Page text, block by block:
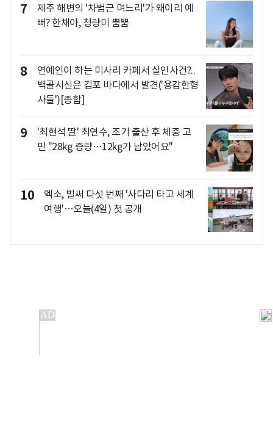
7
제주 해변의 '차범근 며느리'가 왜이리 예
뻐? 한채아, 청량미 뿜뿜
8
연예인이 하는 미사리 카페서 살인사건?..
백골시신은 김포 바다에서 발견('용감한형
사들')[종합]
9
'최현석 딸' 최연수, 조기 출산 후 체중 고
민 "28kg 증량…12kg가 남았어요"
10
엑소, 벌써 다섯 번째 '사다리 타고 세계
여행'…오늘(4일) 첫 공개